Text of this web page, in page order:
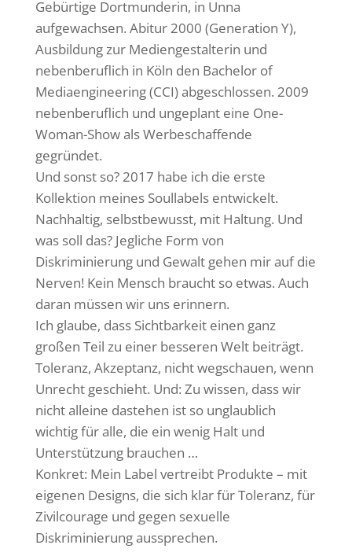
Gebürtige Dortmunderin, in Unna
aufgewachsen. Abitur 2000 (Generation Y),
Ausbildung zur Mediengestalterin und
nebenberuflich in Köln den Bachelor of
Mediaengineering (CCI) abgeschlossen. 2009
nebenberuflich und ungeplant eine One-
Woman-Show als Werbeschaffende
gegründet.
Und sonst so? 2017 habe ich die erste
Kollektion meines Soullabels entwickelt.
Nachhaltig, selbstbewusst, mit Haltung. Und
was soll das? Jegliche Form von
Diskriminierung und Gewalt gehen mir auf die
Nerven! Kein Mensch braucht so etwas. Auch
daran müssen wir uns erinnern.
Ich glaube, dass Sichtbarkeit einen ganz
großen Teil zu einer besseren Welt beiträgt.
Toleranz, Akzeptanz, nicht wegschauen, wenn
Unrecht geschieht. Und: Zu wissen, dass wir
nicht alleine dastehen ist so unglaublich
wichtig für alle, die ein wenig Halt und
Unterstützung brauchen …
Konkret: Mein Label vertreibt Produkte – mit
eigenen Designs, die sich klar für Toleranz, für
Zivilcourage und gegen sexuelle
Diskriminierung aussprechen.